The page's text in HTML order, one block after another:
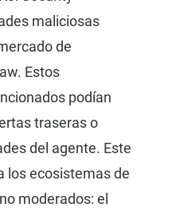
maliciosas
de
Estos
podían
traseras o
del agente. Este
los ecosistemas de
moderados: el